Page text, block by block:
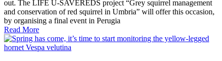
out. The LIFE U-SAVEREDS project “Grey squirrel management
and conservation of red squirrel in Umbria” will offer this occasion,
by organising a final event in Perugia
Read More